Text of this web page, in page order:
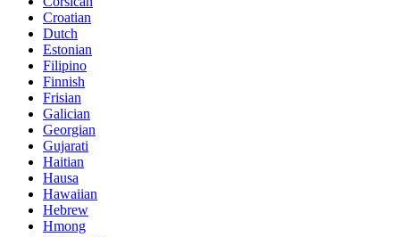
Croatian
Dutch
Estonian
Filipino
Finnish
Frisian
Galician
Georgian
Gujarati
Haitian
Hausa
Hawaiian
Hebrew
Hmong